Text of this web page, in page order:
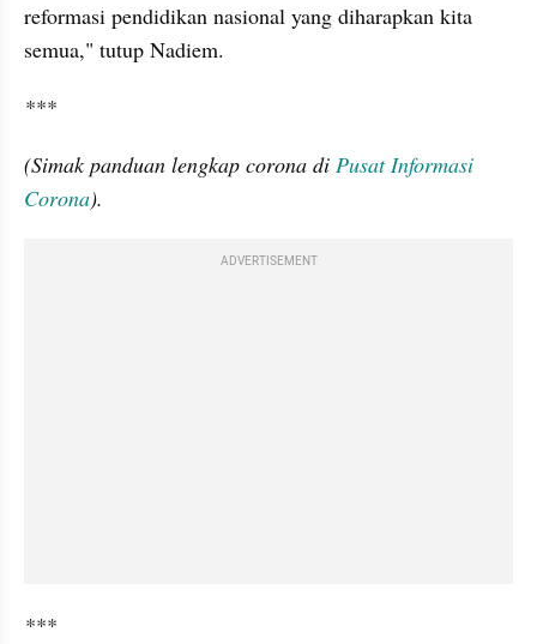
reformasi pendidikan nasional yang diharapkan kita
semua," tutup Nadiem.
***
(Simak panduan lengkap corona di Pusat Informasi
Corona).
ADVERTISEMENT
***